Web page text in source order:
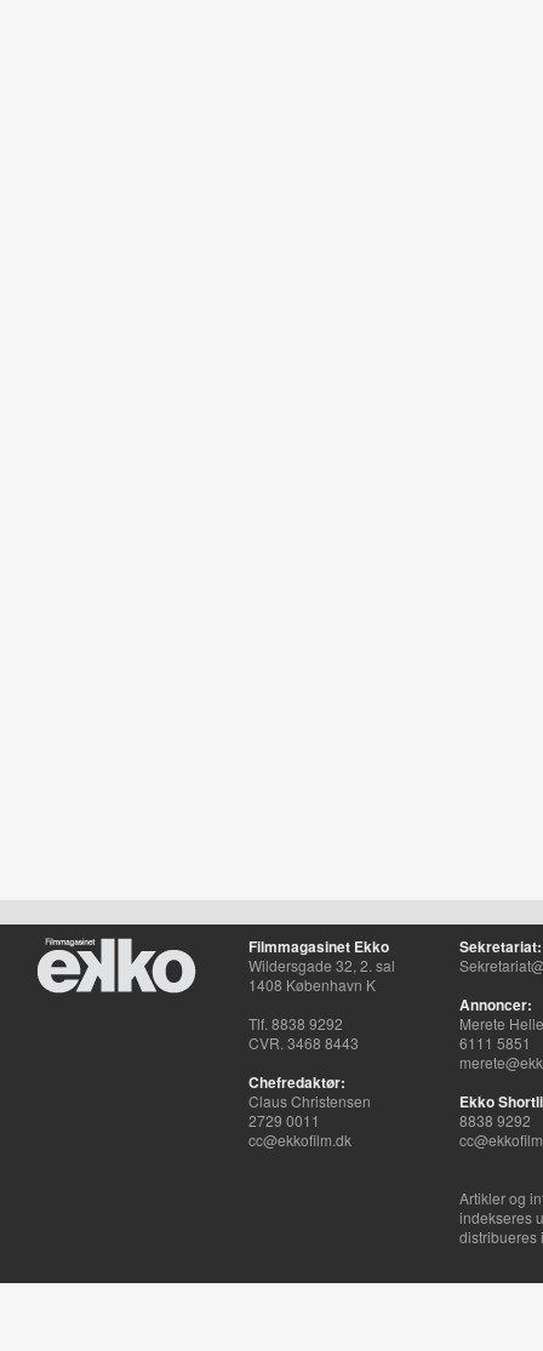
Filmmagasinet Ekko
Wildersgade 32, 2. sal
1408 København K
Tlf. 8838 9292
CVR. 3468 8443
Chefredaktør:
Claus Christensen
2729 0011
cc@ekkofilm.dk
Sekretariat:
Annoncer:
Merete
6111 5851
Ekko
8838 9292
Artikler og
indekseres
distribueres